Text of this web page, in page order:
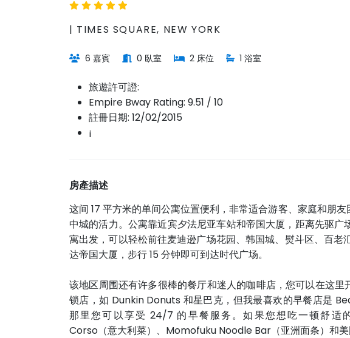
| TIMES SQUARE, NEW YORK
6 嘉賓 0 臥室 2 床位 1 浴室
旅遊許可證:
Empire Bway Rating: 9.51 / 10
註冊日期: 12/02/2015
¡
房產描述
这间 17 平方米的单间公寓位置便利，非常适合游客、家庭和朋
中城的活力。公寓靠近宾夕法尼亚车站和帝国大厦，距离先驱广
寓出发，可以轻松前往麦迪逊广场花园、韩国城、熨斗区、百老
达帝国大厦，步行 15 分钟即可到达时代广场。
该地区周围还有许多很棒的餐厅和迷人的咖啡店，您可以在这
锁店，如 Dunkin Donuts 和星巴克，但我最喜欢的早餐店是
那里您可以享受 24/7 的早餐服务。如果您想吃一顿舒适
Corso（意大利菜）、Momofuku Noodle Bar（亚洲面条）和